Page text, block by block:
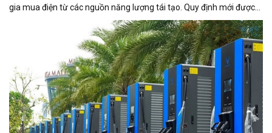
gia mua điện từ các nguồn năng lượng tái tạo. Quy định mới được
kỳ vọng thúc đẩy sử dụng điện xanh, đáp ứng nhu cầu ngày càng
tăng của nền kinh tế số và quá trình điện hóa giao thông.